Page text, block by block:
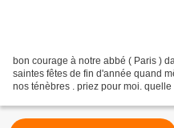
bon courage à notre abbé ( Paris )
saintes fêtes de fin d'année quand
nos ténèbres . priez pour moi.